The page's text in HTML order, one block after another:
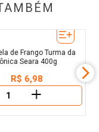
de Frango Turma da
Seara 400g
R$ 6,98
＋